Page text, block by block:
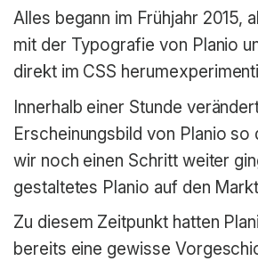
Alles begann im Frühjahr 2015,
mit der Typografie von Planio
direkt im CSS
Innerhalb einer Stunde
Erscheinungsbild von Planio so
wir noch einen Schritt weiter
gestaltetes Planio auf den
Zu diesem Zeitpunkt hatten
bereits eine gewisse